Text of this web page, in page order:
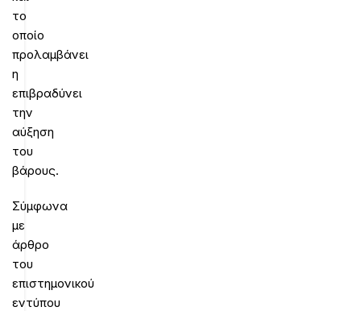
το
οποίο
προλαμβάνει
η
επιβραδύνει
την
αύξηση
του
βάρους.
Σύμφωνα
με
άρθρο
του
επιστημονικού
εντύπου